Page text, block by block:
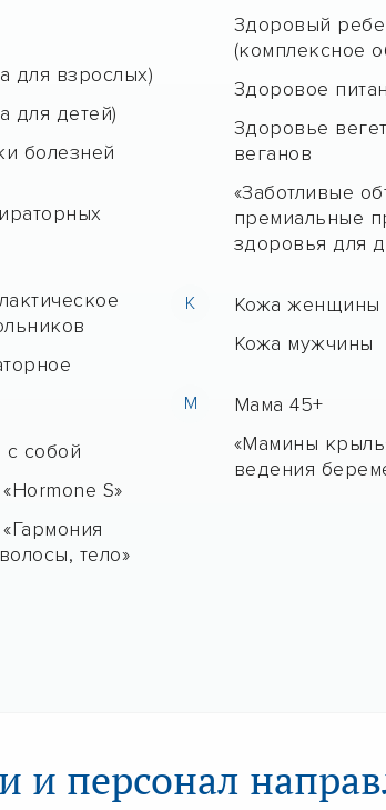
для взрослых)
для детей)
болезней
собой
S»
тело»
Здоровый
(комплексное
Здоровое
Здоровье
веганов
«Заботливые
премиальные
здоровья для
К
Кожа женщины
Кожа мужчины
М
Мама 45+
«Мамины
ведения
и персонал